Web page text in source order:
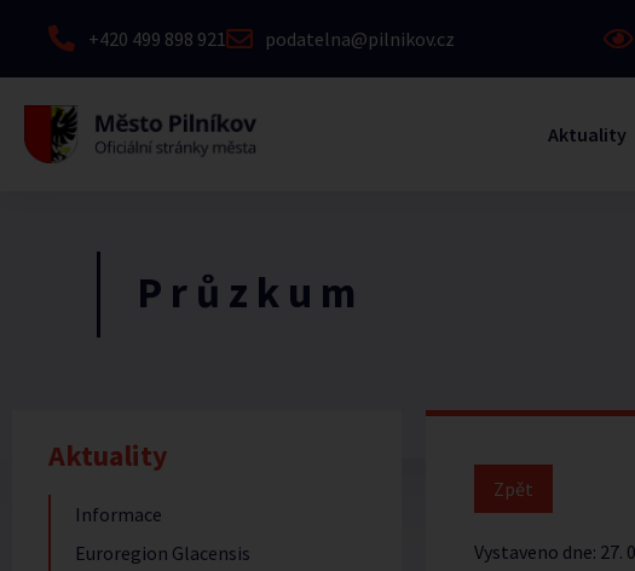
+420 499 898 921 podatelna@pilnikov.cz
Aktuality
P r ů z k u m
Aktuality
Informace
Euroregion Glacensis
Vystaveno dne: 27.